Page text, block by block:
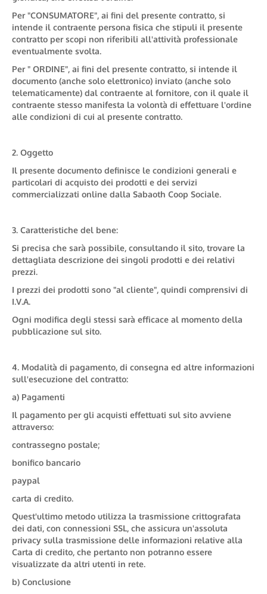
Per "CONSUMATORE", ai fini del presente contratto, si
intende il contraente persona fisica che stipuli il presente
contratto per scopi non riferibili all'attività professionale
eventualmente svolta.
Per " ORDINE", ai fini del presente contratto, si intende il
documento (anche solo elettronico) inviato (anche solo
telematicamente) dal contraente al fornitore, con il quale il
contraente stesso manifesta la volontà di effettuare l'ordine
alle condizioni di cui al presente contratto.
2. Oggetto
Il presente documento definisce le condizioni generali e
particolari di acquisto dei prodotti e dei servizi
commercializzati online dalla Sabaoth Coop Sociale.
3. Caratteristiche del bene:
Si precisa che sarà possibile, consultando il sito, trovare la
dettagliata descrizione dei singoli prodotti e dei relativi
prezzi.
I prezzi dei prodotti sono "al cliente", quindi comprensivi di
I.V.A.
Ogni modifica degli stessi sarà efficace al momento della
pubblicazione sul sito.
4. Modalità di pagamento, di consegna ed altre informazioni
sull'esecuzione del contratto:
a) Pagamenti
Il pagamento per gli acquisti effettuati sul sito avviene
attraverso:
contrassegno postale;
bonifico bancario
paypal
carta di credito.
Quest'ultimo metodo utilizza la trasmissione crittografata
dei dati, con connessioni SSL, che assicura un'assoluta
privacy sulla trasmissione delle informazioni relative alla
Carta di credito, che pertanto non potranno essere
visualizzate da altri utenti in rete.
b) Conclusione